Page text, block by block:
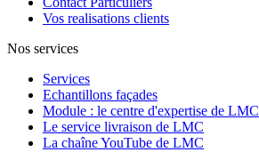
Vos realisations clients
Nos services
Services
Echantillons façades
Module : le centre d'expertise de LMC
Le service livraison de LMC
La chaîne YouTube de LMC